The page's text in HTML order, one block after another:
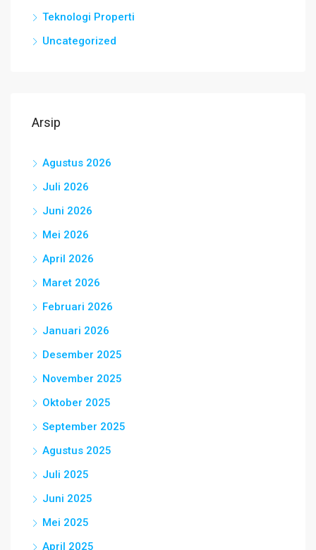
Teknologi Properti
Uncategorized
Arsip
Agustus 2026
Juli 2026
Juni 2026
Mei 2026
April 2026
Maret 2026
Februari 2026
Januari 2026
Desember 2025
November 2025
Oktober 2025
September 2025
Agustus 2025
Juli 2025
Juni 2025
Mei 2025
April 2025